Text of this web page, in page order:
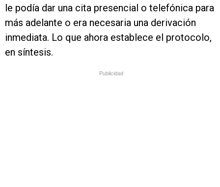
le podía dar una cita presencial o telefónica para
más adelante o era necesaria una derivación
inmediata. Lo que ahora establece el protocolo,
en síntesis.
Publicidad